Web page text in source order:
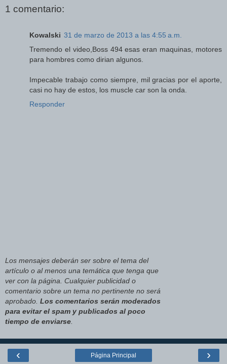
1 comentario:
Kowalski 31 de marzo de 2013 a las 4:55 a.m.
Tremendo el video,Boss 494 esas eran maquinas, motores
para hombres como dirian algunos.
Impecable trabajo como siempre, mil gracias por el aporte,
casi no hay de estos, los muscle car son la onda.
Responder
Los mensajes deberán ser sobre el tema del
artículo o al menos una temática que tenga que
ver con la página. Cualquier publicidad o
comentario sobre un tema no pertinente no será
aprobado. Los comentarios serán moderados
para evitar el spam y publicados al poco
tiempo de enviarse
‹ ›
Página Principal